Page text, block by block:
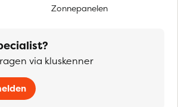
Zonnepanelen
via kluskenner